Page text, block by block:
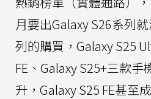
月要出Galaxy S26系列
列的購買，Galaxy S25
FE、Galaxy S25+三款手
升，Galaxy S25 FE甚至